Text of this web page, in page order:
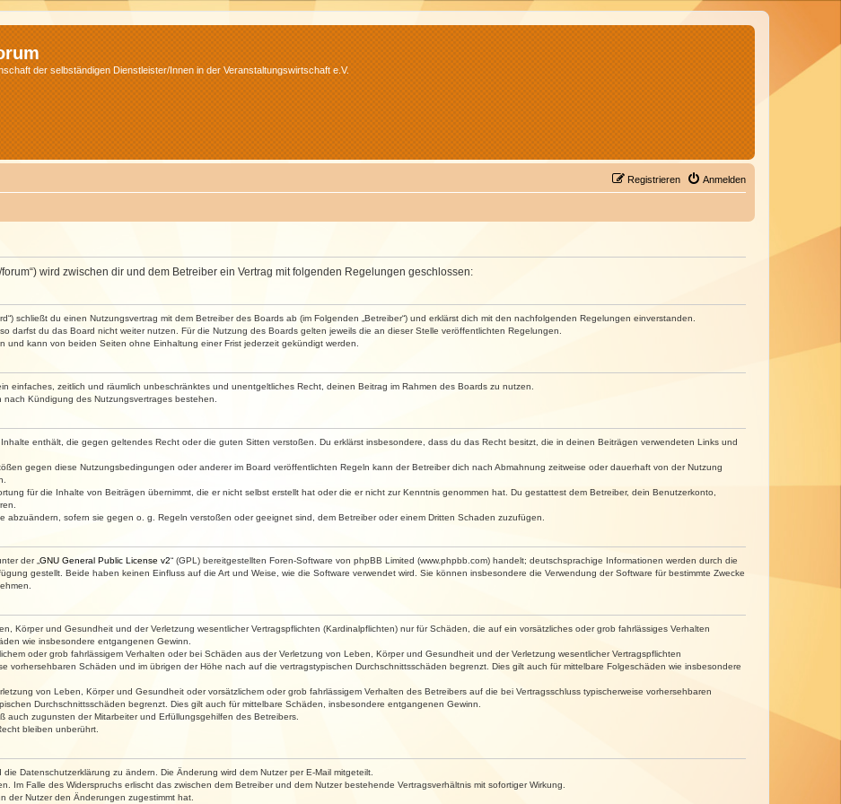
der selbständigen Dienstleister/Innen in der Veranstaltungswirtschaft e.V.
Anmelden
Registrieren
forum“) wird zwischen dir und dem Betreiber ein Vertrag mit folgenden Regelungen geschlossen:
schließt du einen Nutzungsvertrag mit dem Betreiber des Boards ab (im Folgenden „Betreiber“) und erklärst dich mit den nachfolgenden Regelungen einverstanden.
darfst du das Board nicht weiter nutzen. Für die Nutzung des Boards gelten jeweils die an dieser Stelle veröffentlichten Regelungen.
und kann von beiden Seiten ohne Einhaltung einer Frist jederzeit gekündigt werden.
einfaches, zeitlich und räumlich unbeschränktes und unentgeltliches Recht, deinen Beitrag im Rahmen des Boards zu nutzen.
Kündigung des Nutzungsvertrages bestehen.
enthält, die gegen geltendes Recht oder die guten Sitten verstoßen. Du erklärst insbesondere, dass du das Recht besitzt, die in deinen Beiträgen verwendeten Links und
gegen diese Nutzungsbedingungen oder anderer im Board veröffentlichten Regeln kann der Betreiber dich nach Abmahnung zeitweise oder dauerhaft von der Nutzung
für die Inhalte von Beiträgen übernimmt, die er nicht selbst erstellt hat oder die er nicht zur Kenntnis genommen hat. Du gestattest dem Betreiber, dein Benutzerkonto,
abzuändern, sofern sie gegen o. g. Regeln verstoßen oder geeignet sind, dem Betreiber oder einem Dritten Schaden zuzufügen.
der „ GNU General Public License v2“ (GPL) bereitgestellten Foren-Software von phpBB Limited (www.phpbb.com) handelt; deutschsprachige Informationen werden durch die
gestellt. Beide haben keinen Einfluss auf die Art und Weise, wie die Software verwendet wird. Sie können insbesondere die Verwendung der Software für bestimmte Zwecke
Körper und Gesundheit und der Verletzung wesentlicher Vertragspflichten (Kardinalpflichten) nur für Schäden, die auf ein vorsätzliches oder grob fahrlässiges Verhalten
wie insbesondere entgangenen Gewinn.
oder grob fahrlässigem Verhalten oder bei Schäden aus der Verletzung von Leben, Körper und Gesundheit und der Verletzung wesentlicher Vertragspflichten
vorhersehbaren Schäden und im übrigen der Höhe nach auf die vertragstypischen Durchschnittsschäden begrenzt. Dies gilt auch für mittelbare Folgeschäden wie insbesondere
von Leben, Körper und Gesundheit oder vorsätzlichem oder grob fahrlässigem Verhalten des Betreibers auf die bei Vertragsschluss typischerweise vorhersehbaren
Durchschnittsschäden begrenzt. Dies gilt auch für mittelbare Schäden, insbesondere entgangenen Gewinn.
zugunsten der Mitarbeiter und Erfüllungsgehilfen des Betreibers.
bleiben unberührt.
Datenschutzerklärung zu ändern. Die Änderung wird dem Nutzer per E-Mail mitgeteilt.
Im Falle des Widerspruchs erlischt das zwischen dem Betreiber und dem Nutzer bestehende Vertragsverhältnis mit sofortiger Wirkung.
der Nutzer den Änderungen zugestimmt hat.